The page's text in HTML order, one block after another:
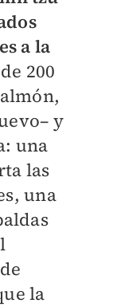
a la
200
y
una
las
una
la